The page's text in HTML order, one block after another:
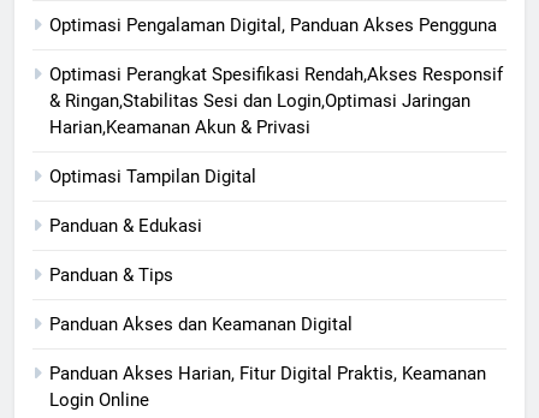
Optimasi Pengalaman Digital, Panduan Akses Pengguna
Optimasi Perangkat Spesifikasi Rendah,Akses Responsif
& Ringan,Stabilitas Sesi dan Login,Optimasi Jaringan
Harian,Keamanan Akun & Privasi
Optimasi Tampilan Digital
Panduan & Edukasi
Panduan & Tips
Panduan Akses dan Keamanan Digital
Panduan Akses Harian, Fitur Digital Praktis, Keamanan
Login Online